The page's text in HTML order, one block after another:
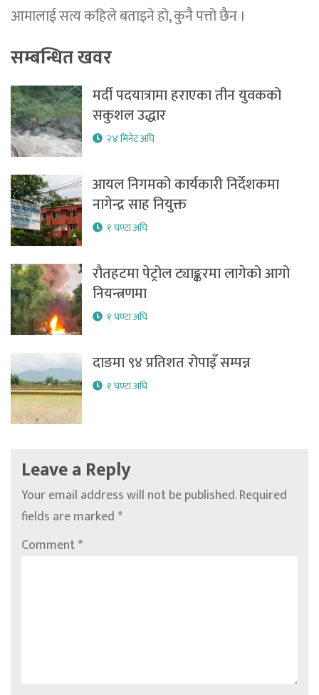
आमालाई सत्य कहिले बताइने हो, कुनै पत्तो छैन ।
सम्बन्धित खवर
मर्दी पदयात्रामा हराएका तीन युवकको
सकुशल उद्धार
२४ मिनेट अघि
आयल निगमको कार्यकारी निर्देशकमा
नागेन्द्र साह नियुक्त
१ घण्टा अघि
रौतहटमा पेट्रोल ट्याङ्करमा लागेको आगो
नियन्त्रणमा
१ घण्टा अघि
दाङमा ९४ प्रतिशत रोपाइँ सम्पन्न
१ घण्टा अघि
Leave a Reply
Your email address will not be published.Required
fields are marked*
Comment*